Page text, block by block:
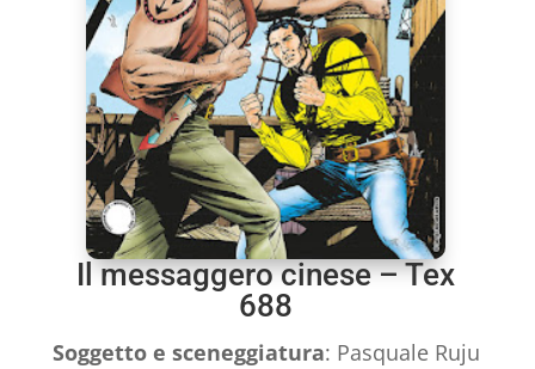
Il messaggero cinese – Tex
688
Soggetto e sceneggiatura: Pasquale Ruju